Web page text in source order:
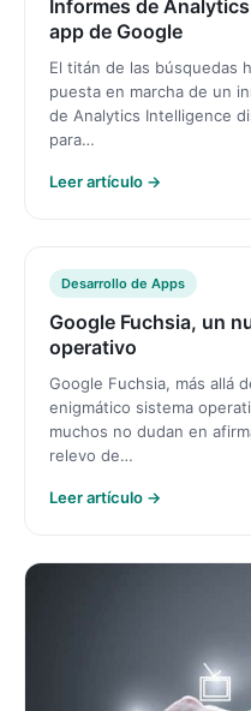
Informes de
app de Google
El titán de las búsquedas
puesta en marcha de un
de Analytics Intelligence
para…
Leer artículo →
Desarrollo de Apps
Google Fuchsia, un
operativo
Google Fuchsia, más allá
enigmático sistema
muchos no dudan en
relevo de…
Leer artículo →